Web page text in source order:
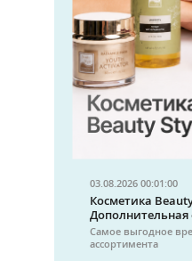
03.08.2026 00:01:00
Косметика
Дополнительная
Самое выгодное
ассортимента